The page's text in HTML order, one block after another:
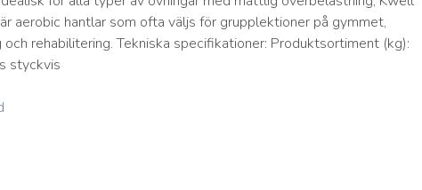
aerobic hantlar som ofta väljs för grupplektioner på gymmet,
och rehabilitering. Tekniska specifikationer: Produktsortiment (kg):
styckvis